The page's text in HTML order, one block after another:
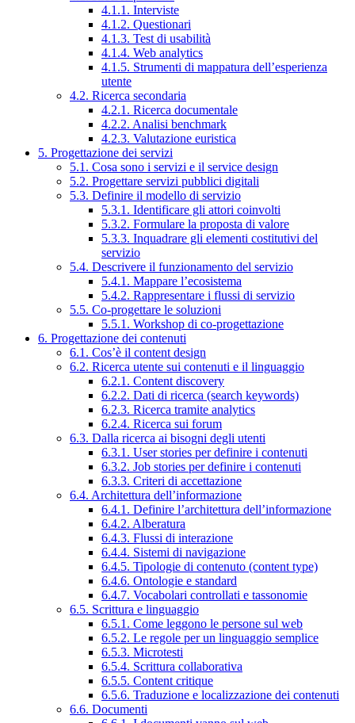
4.1.1. Interviste
4.1.2. Questionari
4.1.3. Test di usabilità
4.1.4. Web analytics
4.1.5. Strumenti di mappatura dell’esperienza
utente
4.2. Ricerca secondaria
4.2.1. Ricerca documentale
4.2.2. Analisi benchmark
4.2.3. Valutazione euristica
5. Progettazione dei servizi
5.1. Cosa sono i servizi e il service design
5.2. Progettare servizi pubblici digitali
5.3. Definire il modello di servizio
5.3.1. Identificare gli attori coinvolti
5.3.2. Formulare la proposta di valore
5.3.3. Inquadrare gli elementi costitutivi del
servizio
5.4. Descrivere il funzionamento del servizio
5.4.1. Mappare l’ecosistema
5.4.2. Rappresentare i flussi di servizio
5.5. Co-progettare le soluzioni
5.5.1. Workshop di co-progettazione
6. Progettazione dei contenuti
6.1. Cos’è il content design
6.2. Ricerca utente sui contenuti e il linguaggio
6.2.1. Content discovery
6.2.2. Dati di ricerca (search keywords)
6.2.3. Ricerca tramite analytics
6.2.4. Ricerca sui forum
6.3. Dalla ricerca ai bisogni degli utenti
6.3.1. User stories per definire i contenuti
6.3.2. Job stories per definire i contenuti
6.3.3. Criteri di accettazione
6.4. Architettura dell’informazione
6.4.1. Definire l’architettura dell’informazione
6.4.2. Alberatura
6.4.3. Flussi di interazione
6.4.4. Sistemi di navigazione
6.4.5. Tipologie di contenuto (content type)
6.4.6. Ontologie e standard
6.4.7. Vocabolari controllati e tassonomie
6.5. Scrittura e linguaggio
6.5.1. Come leggono le persone sul web
6.5.2. Le regole per un linguaggio semplice
6.5.3. Microtesti
6.5.4. Scrittura collaborativa
6.5.5. Content critique
6.5.6. Traduzione e localizzazione dei contenuti
6.6. Documenti